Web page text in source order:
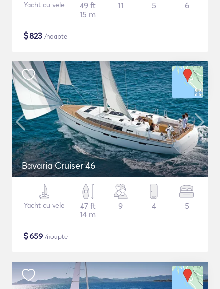
Yacht cu vele
49 ft
15 m
11 5 6
$823 /noapte
Bavaria Cruiser 46
Yacht cu vele
47 ft
14 m
9 4 5
$659 /noapte